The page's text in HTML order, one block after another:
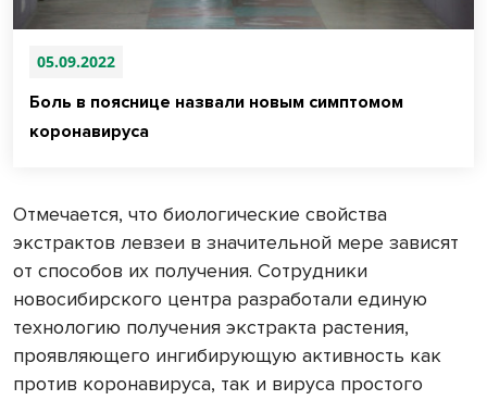
05.09.2022
Боль в пояснице назвали новым симптомом
коронавируса
Отмечается, что биологические свойства
экстрактов левзеи в значительной мере зависят
от способов их получения. Сотрудники
новосибирского центра разработали единую
технологию получения экстракта растения,
проявляющего ингибирующую активность как
против коронавируса, так и вируса простого